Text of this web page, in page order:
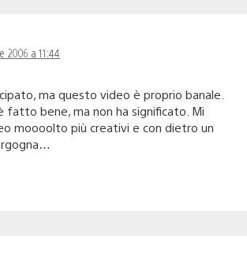
2006 a 11:44
ma questo video è proprio banale.
fatto bene, ma non ha significato. Mi
moooolto più creativi e con dietro un